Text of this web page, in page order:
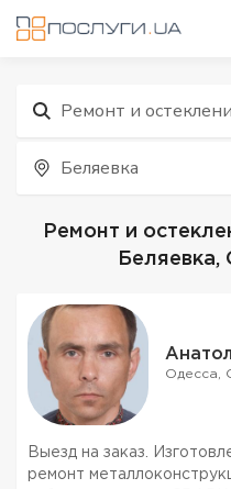
Ремонт и
Беляевка
Ремонт и
Беляевка,
Одесса,
Выезд на заказ.
ремонт